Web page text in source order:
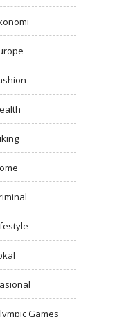
Games